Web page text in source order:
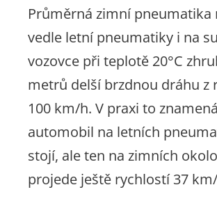
Průměrná zimní pneumatika
vedle letní pneumatiky i na
vozovce při teplotě 20°C
metrů delší brzdnou dráhu z
100 km/h. V praxi to
automobil na letních
stojí, ale ten na zimních
projede ještě rychlostí 37